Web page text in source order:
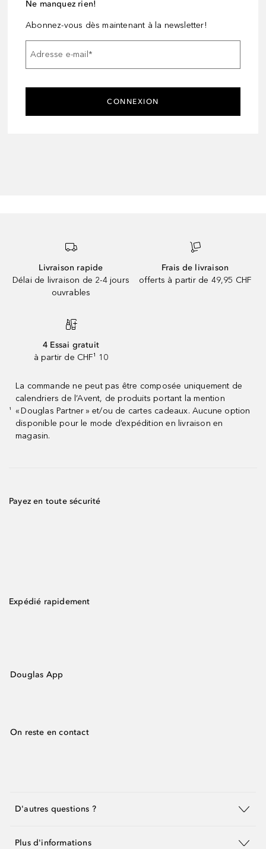
Ne manquez rien!
Abonnez-vous dès maintenant à la newsletter!
Adresse e-mail*
CONNEXION
Livraison rapide
Délai de livraison de 2-4 jours
ouvrables
Frais de livraison
offerts à partir de 49,95 CHF
4 Essai gratuit
à partir de CHF¹ 10
¹
La commande ne peut pas être composée uniquement de
calendriers de l’Avent, de produits portant la mention
« Douglas Partner » et/ou de cartes cadeaux. Aucune option
disponible pour le mode d’expédition en livraison en
magasin.
Payez en toute sécurité
Expédié rapidement
Douglas App
On reste en contact
D'autres questions ?
Plus d'informations